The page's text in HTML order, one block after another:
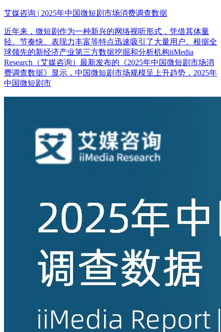
艾媒咨询 | 2025年中国微短剧市场消费调查数据
近年来，微短剧作为一种新兴的网络视听形式，凭借其体量
轻、节奏快、表现力丰富等特点迅速吸引了大量用户。根据全
球领先的新经济产业第三方数据挖掘和分析机构iiMedia
Research（艾媒咨询）最新发布的《2025年中国微短剧市场消
费调查数据》显示，中国微短剧市场规模呈上升趋势，2025年
中国微短剧市